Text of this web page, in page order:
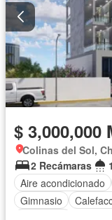
$ 3,000,000
Colinas del Sol,
2 Recámaras
Aire acondicionado
Gimnasio